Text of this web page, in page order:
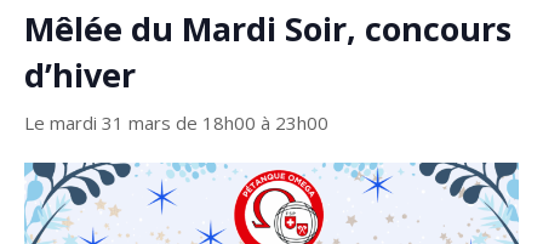
Mêlée du Mardi Soir, concours
d’hiver
Le mardi 31 mars de 18h00 à 23h00